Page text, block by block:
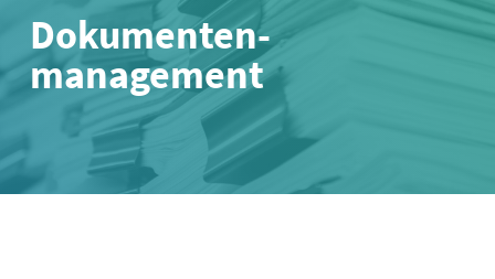
Dokumenten­
management